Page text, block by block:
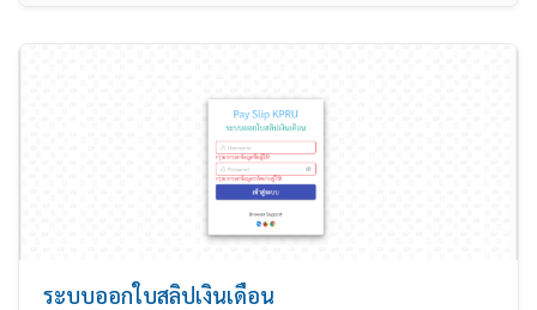
ระบบออกใบสลิปเงินเดือน